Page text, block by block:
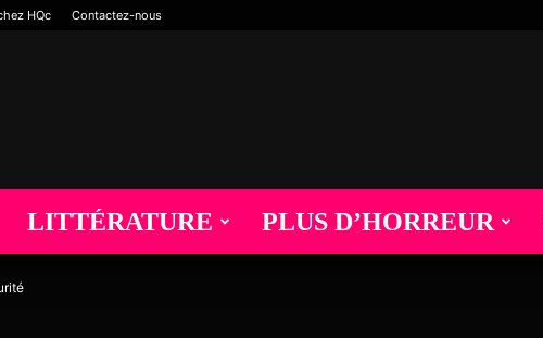
HQc Contactez-nous
LITTÉRATURE PLUS D’HORREUR